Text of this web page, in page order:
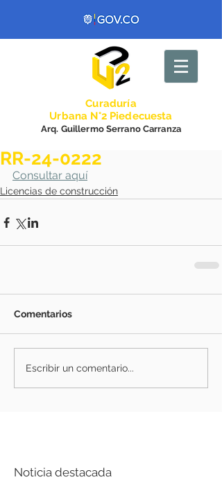
Curaduría
Urbana N°2 Piedecuesta
Arq. Guillermo Serrano Carranza
RR-24-0222
Consultar aquí
Licencias de construcción
Comentarios
Escribir un comentario...
Noticia destacada